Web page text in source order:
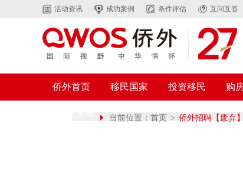
活动资讯 成功案例 条件评估 互问互答
侨外首页 移民国家 投资移民 购
当前位置： 首页 > 侨外招聘【废弃